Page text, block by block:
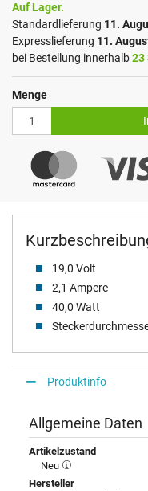
19,0 Volt
2,1 Ampere
40,0 Watt
Auf Lager.
Standardlieferung 11.
Expresslieferung 11.
bei Bestellung innerhalb23
Menge
Produktinfo
Allgemeine Daten
Artikelzustand
Neu
Hersteller